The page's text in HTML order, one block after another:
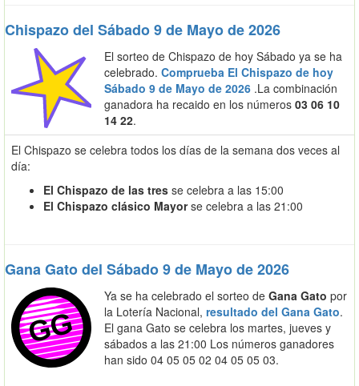
Chispazo del Sábado 9 de Mayo de 2026
El sorteo de Chispazo de hoy Sábado ya se ha
celebrado. Comprueba El Chispazo de hoy
Sábado 9 de Mayo de 2026 .La combinación
ganadora ha recaido en los números 03 06 10
14 22.
El Chispazo se celebra todos los días de la semana dos veces al
día:
El Chispazo de las tres se celebra a las 15:00
El Chispazo clásico Mayorse celebra a las 21:00
Gana Gato del Sábado 9 de Mayo de 2026
Ya se ha celebrado el sorteo de Gana Gato por
la Lotería Nacional, resultado del Gana Gato.
El gana Gato se celebra los martes, jueves y
sábados a las 21:00 Los números ganadores
han sido 04 05 05 02 04 05 05 03.